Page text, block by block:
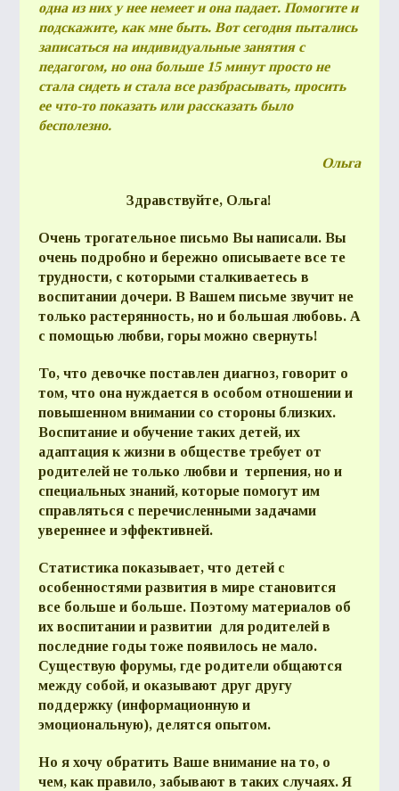
одна из них у нее немеет и она падает. Помогите и
подскажите, как мне быть. Вот сегодня пытались
записаться на индивидуальные занятия с
педагогом, но она больше 15 минут просто не
стала сидеть и стала все разбрасывать, просить
ее что-то показать или рассказать было
бесполезно.
Ольга
Здравствуйте, Ольга!
Очень трогательное письмо Вы написали. Вы
очень подробно и бережно описываете все те
трудности, с которыми сталкиваетесь в
воспитании дочери. В Вашем письме звучит не
только растерянность, но и большая любовь. А
с помощью любви, горы можно свернуть!
То, что девочке поставлен диагноз, говорит о
том, что она нуждается в особом отношении и
повышенном внимании со стороны близких.
Воспитание и обучение таких детей, их
адаптация к жизни в обществе требует от
родителей не только любви и терпения, но и
специальных знаний, которые помогут им
справляться с перечисленными задачами
увереннее и эффективней.
Статистика показывает, что детей с
особенностями развития в мире становится
все больше и больше. Поэтому материалов об
их воспитании и развитии для родителей в
последние годы тоже появилось не мало.
Существую форумы, где родители общаются
между собой, и оказывают друг другу
поддержку (информационную и
эмоциональную), делятся опытом.
Но я хочу обратить Ваше внимание на то, о
чем, как правило, забывают в таких случаях. Я